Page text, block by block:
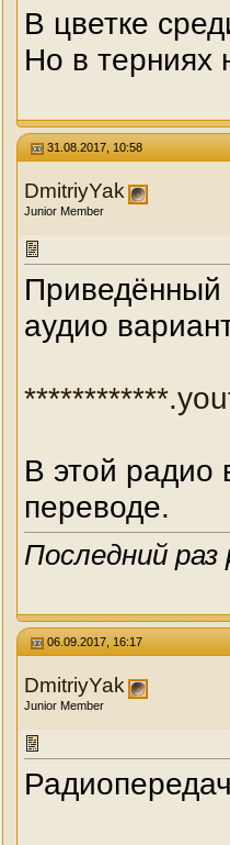
В цветке
Но в терниях
31.08.2017, 10:58
DmitriyYak
Junior Member
Приведённый
аудио
В этой радио
переводе.
Последний
06.09.2017, 16:17
DmitriyYak
Junior Member